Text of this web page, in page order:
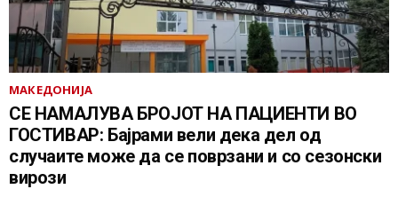
МАКЕДОНИЈА
СЕ НАМАЛУВА БРОЈОТ НА ПАЦИЕНТИ ВО
ГОСТИВАР: Бајрами вели дека дел од
случаите може да се поврзани и со сезонски
вирози